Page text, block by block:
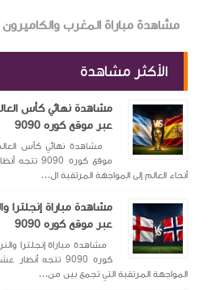
الأكثر مشاهدة
مشاهدة نهائي كأس
عبر موقع كوره 9090
مشاهدة نهائي كأس
موقع كوره
أنحاء العالم إلى المواجهة المرتقبة ال...
مشاهدة مباراة إنجلترا
عبر موقع كوره 9090
مشاهدة مباراة إنجلترا
كوره 9090 تتجه
المواجهة المرتقبة التي تجمع بين من...